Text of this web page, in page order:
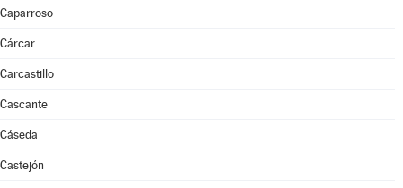
Caparroso
Cárcar
Carcastillo
Cascante
Cáseda
Castejón